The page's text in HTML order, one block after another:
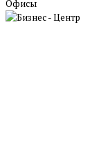
Офисы